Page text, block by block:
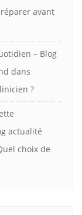
avant
– Blog
dans
?
actualité
choix de